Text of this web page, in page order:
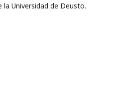
Universidad de Deusto.